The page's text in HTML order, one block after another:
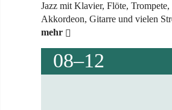
Jazz mit Klavier, Flöte, Trompete,
Akkordeon, Gitarre und vielen
mehr
08–12